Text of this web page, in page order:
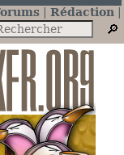
Rédaction